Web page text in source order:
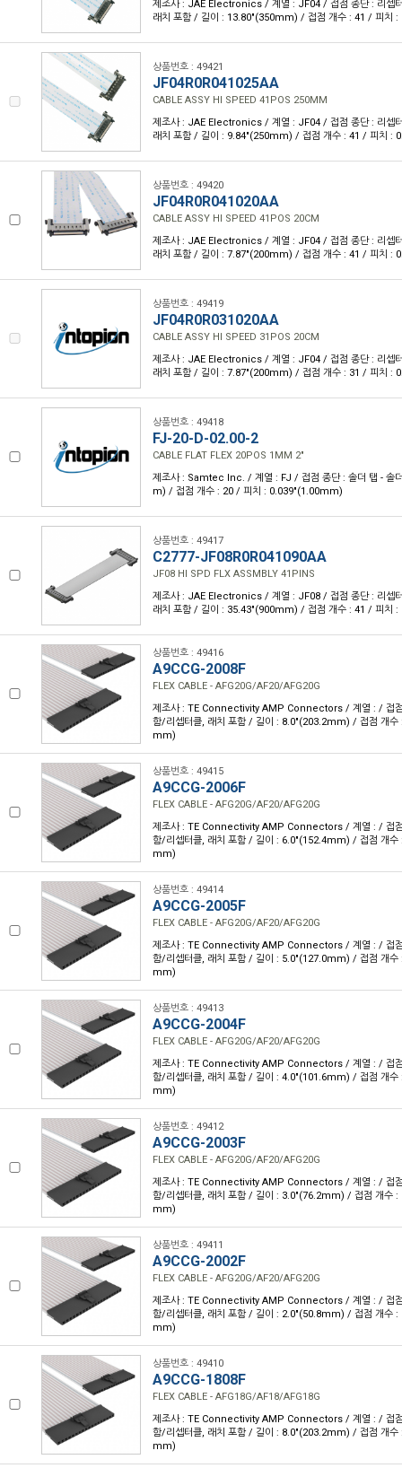
제조사 : JAE Electronics / 계열 : JF04 / 접점 종단 : 리셉
래치 포함 / 길이 : 13.80"(350mm) / 접점 개수 : 41 / 피치
상품번호 : 49421
JF04R0R041025AA
CABLE ASSY HI SPEED 41POS 250MM
제조사 : JAE Electronics / 계열 : JF04 / 접점 종단 : 리셉
래치 포함 / 길이 : 9.84"(250mm) / 접점 개수 : 41 / 피치 :
상품번호 : 49420
JF04R0R041020AA
CABLE ASSY HI SPEED 41POS 20CM
제조사 : JAE Electronics / 계열 : JF04 / 접점 종단 : 리셉
래치 포함 / 길이 : 7.87"(200mm) / 접점 개수 : 41 / 피치 :
상품번호 : 49419
JF04R0R031020AA
CABLE ASSY HI SPEED 31POS 20CM
제조사 : JAE Electronics / 계열 : JF04 / 접점 종단 : 리셉
래치 포함 / 길이 : 7.87"(200mm) / 접점 개수 : 31 / 피치 :
상품번호 : 49418
FJ-20-D-02.00-2
CABLE FLAT FLEX 20POS 1MM 2"
제조사 : Samtec Inc. / 계열 : FJ / 접점 종단 : 솔더 탭 - 솔
m) / 접점 개수 : 20 / 피치 : 0.039"(1.00mm)
상품번호 : 49417
C2777-JF08R0R041090AA
JF08 HI SPD FLX ASSMBLY 41PINS
제조사 : JAE Electronics / 계열 : JF08 / 접점 종단 : 리셉
래치 포함 / 길이 : 35.43"(900mm) / 접점 개수 : 41 / 피치
상품번호 : 49416
A9CCG-2008F
FLEX CABLE - AFG20G/AF20/AFG20G
제조사 : TE Connectivity AMP Connectors / 계열 : / 접점
함/리셉터클, 래치 포함 / 길이 : 8.0"(203.2mm) / 접점 개
mm)
상품번호 : 49415
A9CCG-2006F
FLEX CABLE - AFG20G/AF20/AFG20G
제조사 : TE Connectivity AMP Connectors / 계열 : / 접점
함/리셉터클, 래치 포함 / 길이 : 6.0"(152.4mm) / 접점 개
mm)
상품번호 : 49414
A9CCG-2005F
FLEX CABLE - AFG20G/AF20/AFG20G
제조사 : TE Connectivity AMP Connectors / 계열 : / 접점
함/리셉터클, 래치 포함 / 길이 : 5.0"(127.0mm) / 접점 개
mm)
상품번호 : 49413
A9CCG-2004F
FLEX CABLE - AFG20G/AF20/AFG20G
제조사 : TE Connectivity AMP Connectors / 계열 : / 접점
함/리셉터클, 래치 포함 / 길이 : 4.0"(101.6mm) / 접점 개
mm)
상품번호 : 49412
A9CCG-2003F
FLEX CABLE - AFG20G/AF20/AFG20G
제조사 : TE Connectivity AMP Connectors / 계열 : / 접점
함/리셉터클, 래치 포함 / 길이 : 3.0"(76.2mm) / 접점 개수
mm)
상품번호 : 49411
A9CCG-2002F
FLEX CABLE - AFG20G/AF20/AFG20G
제조사 : TE Connectivity AMP Connectors / 계열 : / 접점
함/리셉터클, 래치 포함 / 길이 : 2.0"(50.8mm) / 접점 개수
mm)
상품번호 : 49410
A9CCG-1808F
FLEX CABLE - AFG18G/AF18/AFG18G
제조사 : TE Connectivity AMP Connectors / 계열 : / 접점
함/리셉터클, 래치 포함 / 길이 : 8.0"(203.2mm) / 접점 개
mm)